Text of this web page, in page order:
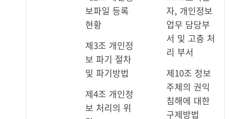
보파일 등록
현황
제3조 개인정
보 파기 절차
및 파기방법
제4조 개인정
보 처리의 위
자, 개인정보
업무 담당부
서 및 고충 처
리 부서
제10조 정보
주체의 권익
침해에 대한
구제방법